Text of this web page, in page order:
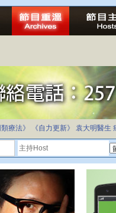
民學卷制
療法》 《自力更新》 袁大明醫生